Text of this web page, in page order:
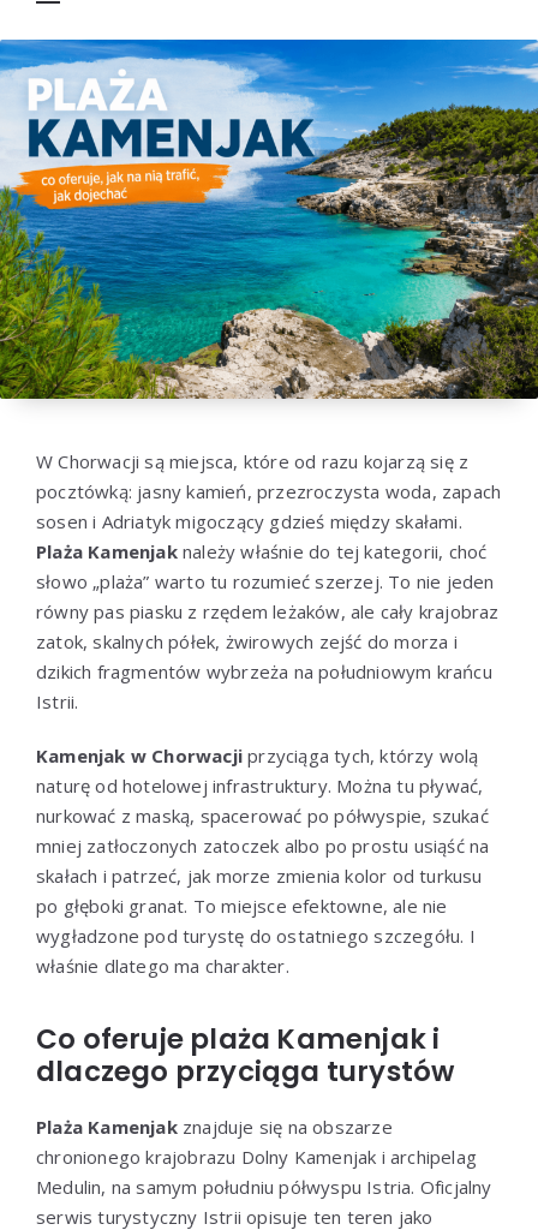
W Chorwacji są miejsca, które od razu kojarzą się z
pocztówką: jasny kamień, przezroczysta woda, zapach
sosen i Adriatyk migoczący gdzieś między skałami.
Plaża Kamenjaknależy właśnie do tej kategorii, choć
słowo „plaża” warto tu rozumieć szerzej. To nie jeden
równy pas piasku z rzędem leżaków, ale cały krajobraz
zatok, skalnych półek, żwirowych zejść do morza i
dzikich fragmentów wybrzeża na południowym krańcu
Istrii.
Kamenjak w Chorwacji przyciąga tych, którzy wolą
naturę od hotelowej infrastruktury. Można tu pływać,
nurkować z maską, spacerować po półwyspie, szukać
mniej zatłoczonych zatoczek albo po prostu usiąść na
skałach i patrzeć, jak morze zmienia kolor od turkusu
po głęboki granat. To miejsce efektowne, ale nie
wygładzone pod turystę do ostatniego szczegółu. I
właśnie dlatego ma charakter.
Co oferuje plaża Kamenjak i
dlaczego przyciąga turystów
Plaża Kamenjakznajduje się na obszarze
chronionego krajobrazu Dolny Kamenjak i archipelag
Medulin, na samym południu półwyspu Istria. Oficjalny
serwis turystyczny Istrii opisuje ten teren jako